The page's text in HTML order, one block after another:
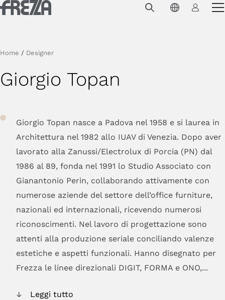
Skip to main content
Progetti e ispirazioni
Magazine
Downloads
Contatti
Home / Designer
Giorgio Topan
Giorgio Topan nasce a Padova nel 1958 e si laurea in
Architettura nel 1982 allo IUAV di Venezia. Dopo aver
lavorato alla Zanussi/Electrolux di Porcia (PN) dal
1986 al 89, fonda nel 1991 lo Studio Associato con
Gianantonio Perin, collaborando attivamente con
numerose aziende del settore dell’office furniture,
nazionali ed internazionali, ricevendo numerosi
riconoscimenti. Nel lavoro di progettazione sono
attenti alla produzione seriale conciliando valenze
estetiche e aspetti funzionali. Hanno disegnato per
Frezza le linee direzionali DIGIT, FORMA e ONO,...
Leggi tutto